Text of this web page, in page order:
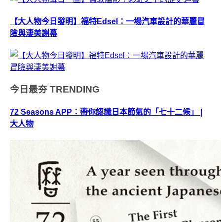
【大人物今日發明】福特Edsel：一場汽車設計的華麗冒
險與淒美謝幕
今日最夯 TRENDING
72 Seasons APP：帶你認識日本節氣的「七十二候」 |
大人物